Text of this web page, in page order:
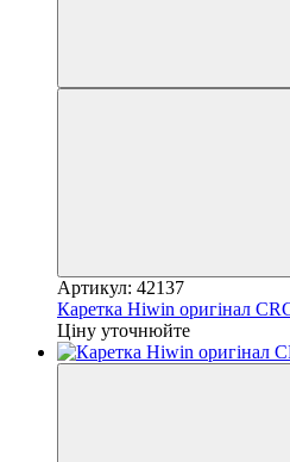
Артикул: 42137
Каретка Hiwin оригінал
Ціну уточнюйте